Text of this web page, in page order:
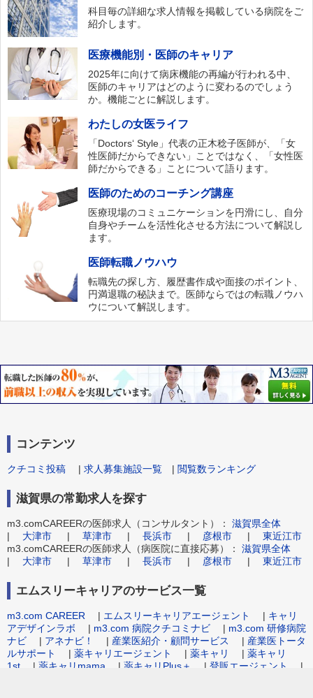
科目毎の詳細な求人情報を掲載している病院をご
紹介します。
医療機能別・医師のキャリア
2025年に向けて病床機能の再編が行われる中、
医師のキャリアはどのように変わるのでしょう
か。機能ごとに解説します。
わたしの女医ライフ
「Doctors‘ Style」代表の正木稔子医師が、「女
性医師だからできない」ことではなく、「女性医
師だからできる」ことについて語ります。
医師のためのコーチング講座
医療現場のコミュニケーションを円滑にし、自分
自身やチームを活性化させる方法について解説し
ます。
医師転職ノウハウ
転職先の探し方、履歴書作成や面接のポイント、
円満退職の秘訣まで。医師ならではの転職ノウハ
ウについて解説します。
コンテンツ
クチコミ投稿 | 求人募集施設一覧 | 閲覧数ランキング
滋賀県の常勤求人を探す
m3.comCAREERの医師求人（コンサルタント）： 滋賀県全体
| 大津市 | 草津市 | 長浜市 | 彦根市 | 東近江市
m3.comCAREERの医師求人（病医院に直接応募）： 滋賀県全体
| 大津市 | 草津市 | 長浜市 | 彦根市 | 東近江市
エムスリーキャリアのサービス一覧
m3.com CAREER | エムスリーキャリアエージェント | キャリ
アデザインラボ | m3.com 病院クチコミナビ | m3.com 研修病院
ナビ | アネナビ！ | 産業医紹介・顧問サービス | 産業医トータ
ルサポート
| 薬キャリエージェント | 薬キャリ | 薬キャリ
1st | 薬キャリmama | 薬キャリPlus＋ | 登販エージェント
|